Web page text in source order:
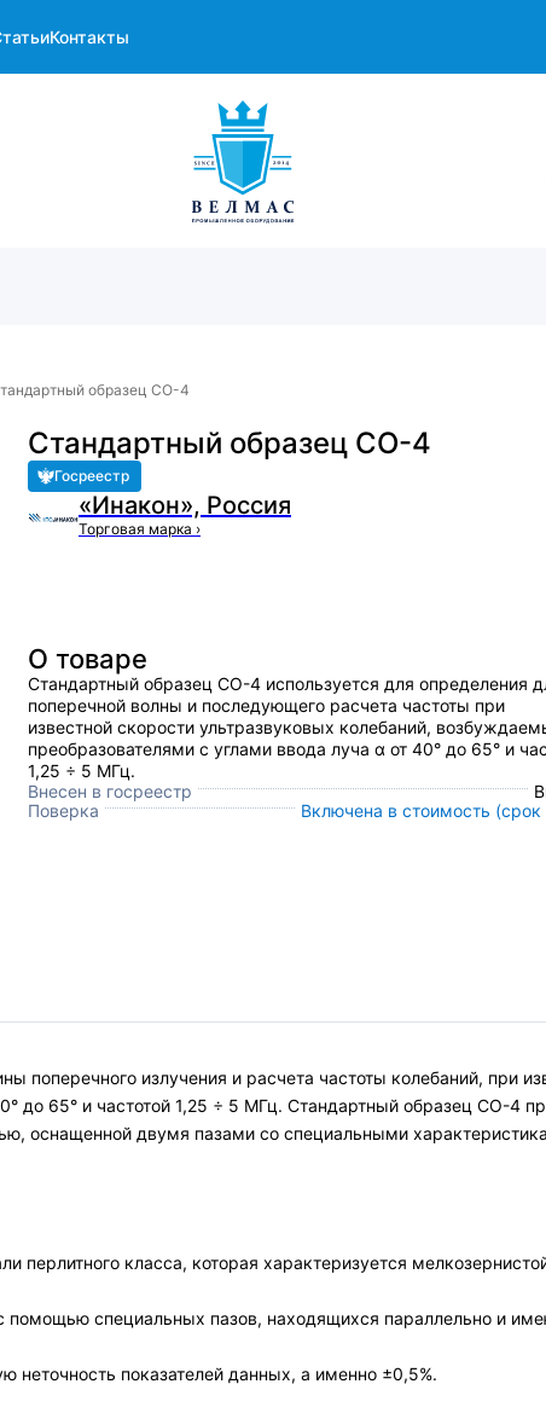
Контакты
образец СО-4
Стандартный образец СО-4
Госреестр
«Инакон», Россия
Торговая марка ›
О товаре
Стандартный образец СО-4 используется для определения
поперечной волны и последующего расчета частоты при
известной скорости ультразвуковых колебаний,
преобразователями с углами ввода луча α от 40° до 65° и
1,25 ÷ 5 МГц.
Внесен в госреестр
Поверка
Включена в стоимость (срок
поперечного излучения и расчета частоты колебаний, при
до 65° и частотой 1,25 ÷ 5 МГц. Стандартный образец СО-4
оснащенной двумя пазами со специальными
перлитного класса, которая характеризуется
помощью специальных пазов, находящихся параллельно и
неточность показателей данных, а именно ±0,5%.